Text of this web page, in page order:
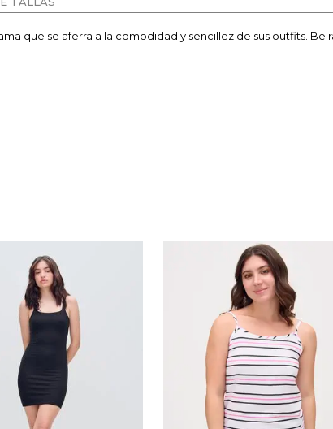
que se aferra a la comodidad y sencillez de sus outfits.